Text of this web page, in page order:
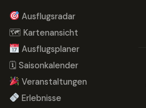
Ausflugsradar
🗺 Kartenansicht
Ausflugsplaner
🗓 Saisonkalender
Veranstaltungen
Erlebnisse